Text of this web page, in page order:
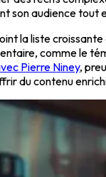
son audience tout
la liste
comme le
Pierre Niney,
du contenu